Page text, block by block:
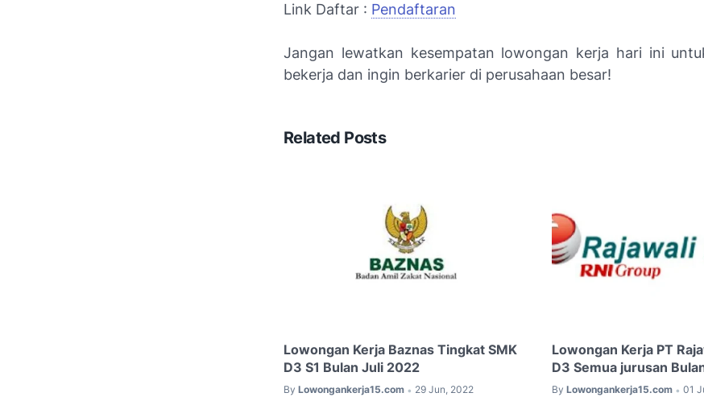
Link Daftar : Pendaftaran
Jangan lewatkan kesempatan lowongan kerja hari ini
bekerja dan ingin berkarier di perusahaan besar!
Related Posts
Lowongan Kerja Baznas Tingkat SMK
D3 S1 Bulan Juli 2022
By Lowongankerja15.com • 29 Jun, 2022
Lowongan Kerja PT
D3 Semua jurusan
By Lowongankerja15.com • 01